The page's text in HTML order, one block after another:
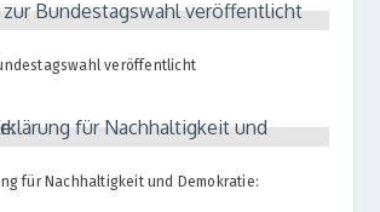
veröffentlicht
für Nachhaltigkeit und Demokratie: